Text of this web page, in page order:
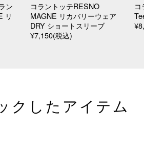
ン
リ
コラントッテRESNO
MAGNE リカバリーウェア
DRY ショートスリーブ
¥7,150(税込)
クしたアイテム